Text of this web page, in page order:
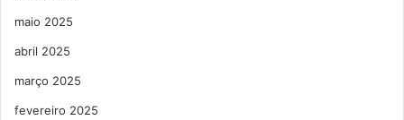
maio 2025
abril 2025
março 2025
fevereiro 2025